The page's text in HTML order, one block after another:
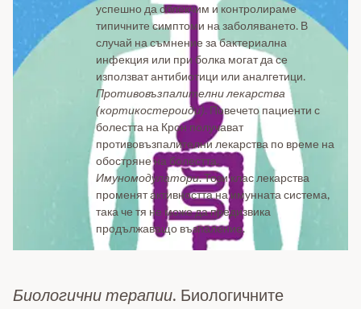
успешно да облекчим и контролираме
типичните симптоми на заболяването. В
случай на съмнение за бактериална
инфекция или при болка могат да се
използват антибиотици или аналгетици.
Противовъзпалителни лекарства
(кортикостероиди). Повечето пациенти с
болестта на Крон получават
противовъзпалителни лекарства по време на
обостряне на болестта.
Имуномодулатори. Този клас лекарства
променят активността на имунната система,
така че тя не може да предизвика
продължаващо възпаление.
Биологични терапии. Биологичните